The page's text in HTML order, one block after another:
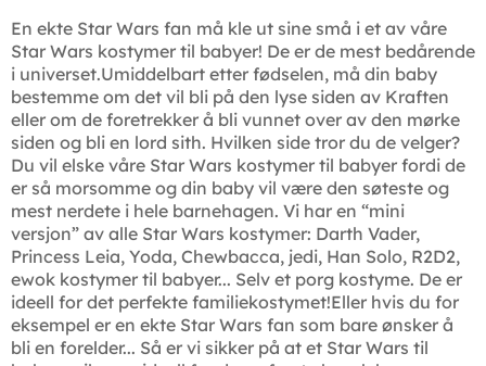
En ekte Star Wars fan må kle ut sine små i et av våre
Star Wars kostymer til babyer! De er de mest bedårende
i universet.Umiddelbart etter fødselen, må din baby
bestemme om det vil bli på den lyse siden av Kraften
eller om de foretrekker å bli vunnet over av den mørke
siden og bli en lord sith. Hvilken side tror du de velger?
Du vil elske våre Star Wars kostymer til babyer fordi de
er så morsomme og din baby vil være den søteste og
mest nerdete i hele barnehagen. Vi har en “mini
versjon” av alle Star Wars kostymer: Darth Vader,
Princess Leia, Yoda, Chewbacca, jedi, Han Solo, R2D2,
ewok kostymer til babyer... Selv et porg kostyme. De er
ideell for det perfekte familiekostymet!Eller hvis du for
eksempel er en ekte Star Wars fan som bare ønsker å
bli en forelder... Så er vi sikker på at et Star Wars til